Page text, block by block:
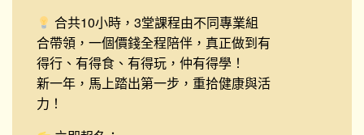
合共10小時，3堂課程由不同專業組
合帶領，一個價錢全程陪伴，真正做到有
得行、有得食、有得玩，仲有得學！
新一年，馬上踏出第一步，重拾健康與活
力！